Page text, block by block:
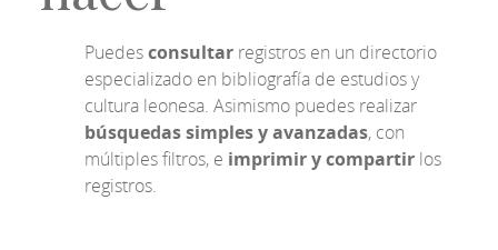
Puedesconsultar registros en un directorio
especializado en bibliografía de estudios y
cultura leonesa. Asimismo puedes realizar
búsquedas simples y avanzadas, con
múltiples filtros, e imprimir y compartir los
registros.